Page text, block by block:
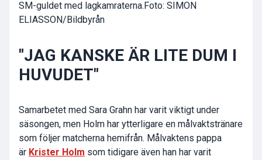
SM-guldet med lagkamraterna. Foto: SIMON
ELIASSON/Bildbyrån
"JAG KANSKE ÄR LITE DUM I
HUVUDET"
Samarbetet med Sara Grahn har varit viktigt under
säsongen, men Holm har ytterligare en målvaktstränare
som följer matcherna hemifrån. Målvaktens pappa
är Krister Holm som tidigare även han har varit